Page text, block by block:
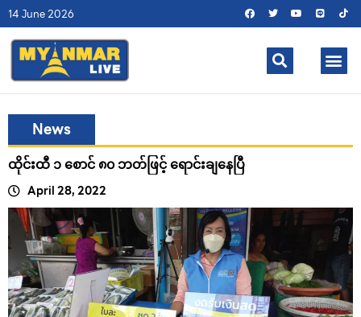
14 June 2026
News
ထိုင်းထီ ၁ စောင် ၈၀ ဘတ်ဖြင့် ရောင်းချနေပြီ
April 28, 2022